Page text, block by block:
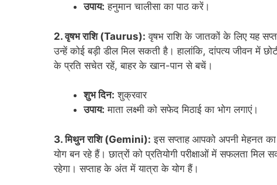
उपाय: हनुमान चालीसा का पाठ करें।
2. वृषभ राशि (Taurus): वृषभ राशि के जातकों के लिए यह
उन्हें कोई बड़ी डील मिल सकती है। हालांकि, दांपत्य जीवन में
के प्रति सचेत रहें, बाहर के खान-पान से बचें।
शुभ दिन: शुक्रवार
उपाय: माता लक्ष्मी को सफेद मिठाई का भोग लगाएं।
3. मिथुन राशि (Gemini): इस सप्ताह आपको अपनी मेहनत का
योग बन रहे हैं। छात्रों को प्रतियोगी परीक्षाओं में सफलता
रहेगा। सप्ताह के अंत में यात्रा के योग हैं।